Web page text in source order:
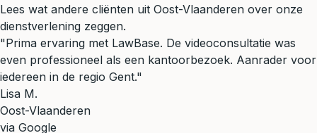
Lees wat andere cliënten uit Oost-Vlaanderen over onze
dienstverlening zeggen.
"Prima ervaring met LawBase. De videoconsultatie was
even professioneel als een kantoorbezoek. Aanrader voor
iedereen in de regio Gent."
Lisa M.
Oost-Vlaanderen
via Google